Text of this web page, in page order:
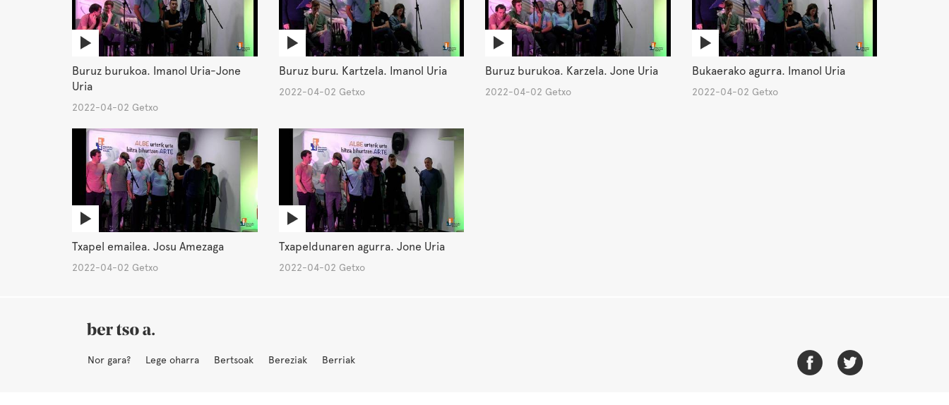
Buruz burukoa. Imanol Uria-Jone
Uria
2022-04-02 Getxo
Buruz buru. Kartzela. Imanol Uria
2022-04-02 Getxo
Buruz burukoa. Karzela. Jone Uria
2022-04-02 Getxo
Bukaerako agurra. Imanol Uria
2022-04-02 Getxo
Txapel emailea. Josu Amezaga
2022-04-02 Getxo
Txapeldunaren agurra. Jone Uria
2022-04-02 Getxo
Nor gara? Lege oharra Bertsoak Bereziak Berriak